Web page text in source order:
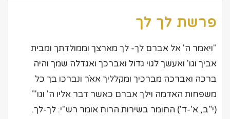
פרשת לך לך
"ויאמר ה' אל אברם לך- לך מארצך וממולדתך ומבית
אביך וגו' ואעשך לגוי גדול ואברכך ואגדלה שמך והיה
ברכה ואברכה מברכיך ומקלליך אאֹר ונברכו בך כל
משפחות האדמה וילך אברם כאשר דבר אליו ה' וגו'"
(י"ב, א'-ד') החומר בשירות הרוח אומר רש"י: לך-לך.